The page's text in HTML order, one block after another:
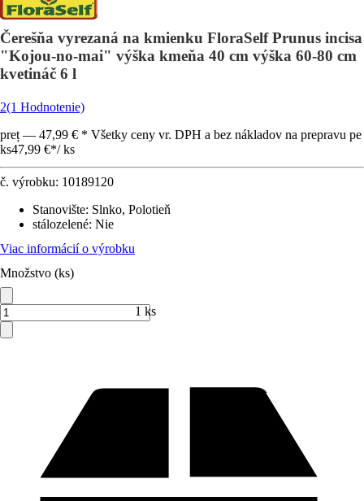
Čerešňa vyrezaná na kmienku FloraSelf Prunus incisa
"Kojou-no-mai" výška kmeňa 40 cm výška 60-80 cm
kvetináč 6 l
2(1 Hodnotenie)
preț — 47,99 € * Všetky ceny vr. DPH a bez nákladov na prepravu pe
ks47,99 €*/ ks
č. výrobku: 10189120
Stanovište: Slnko, Polotieň
stálozelené: Nie
Viac informácií o výrobku
Množstvo (ks)
1 ks